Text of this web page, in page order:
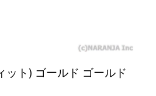
ト) ゴールド ゴールド